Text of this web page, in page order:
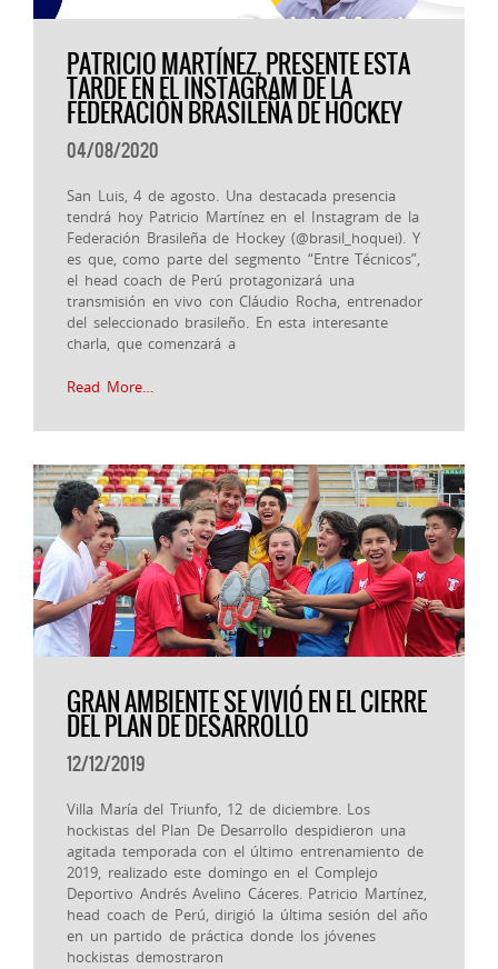
PATRICIO MARTÍNEZ, PRESENTE ESTA
TARDE EN EL INSTAGRAM DE LA
FEDERACIÓN BRASILEÑA DE HOCKEY
04/08/2020
San Luis, 4 de agosto. Una destacada presencia
tendrá hoy Patricio Martínez en el Instagram de la
Federación Brasileña de Hockey (@brasil_hoquei). Y
es que, como parte del segmento “Entre Técnicos”,
el head coach de Perú protagonizará una
transmisión en vivo con Cláudio Rocha, entrenador
del seleccionado brasileño. En esta interesante
charla, que comenzará a
Read More…
GRAN AMBIENTE SE VIVIÓ EN EL CIERRE
DEL PLAN DE DESARROLLO
12/12/2019
Villa María del Triunfo, 12 de diciembre. Los
hockistas del Plan De Desarrollo despidieron una
agitada temporada con el último entrenamiento de
2019, realizado este domingo en el Complejo
Deportivo Andrés Avelino Cáceres. Patricio Martínez,
head coach de Perú, dirigió la última sesión del año
en un partido de práctica donde los jóvenes
hockistas demostraron